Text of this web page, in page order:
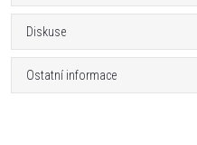
Diskuse
Ostatní informace